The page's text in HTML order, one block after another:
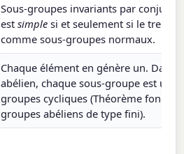
Sous-groupes invariants par
est simple si et seulement si le treillis
comme sous-groupes normaux.
Chaque élément en génère un. Dans
abélien, chaque sous-groupe est une
groupes cycliques (Théorème
groupes abéliens de type fini).